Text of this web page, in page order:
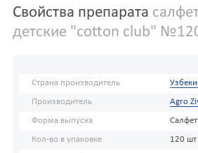
Свойства препарата
детские "cotton club"
Страна производитель
Производитель Agro
Форма выпуска
Кол-во в упаковке 120 шт